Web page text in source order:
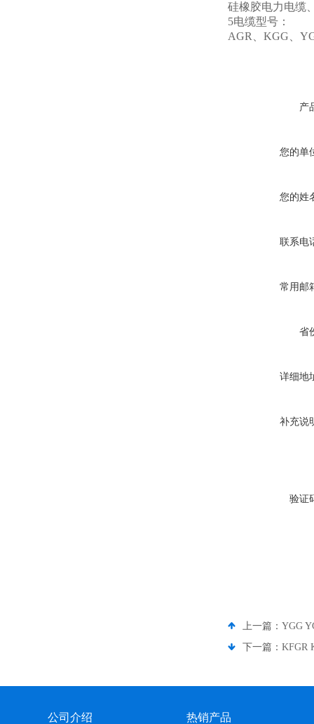
硅橡胶电力电缆
5电缆型号：
AGR、KGG、
产
您的单
您的姓
联系电
常用邮
省
详细地
补充说
验证
上一篇： YGG
下一篇： KFGR
公司介绍 热销产品